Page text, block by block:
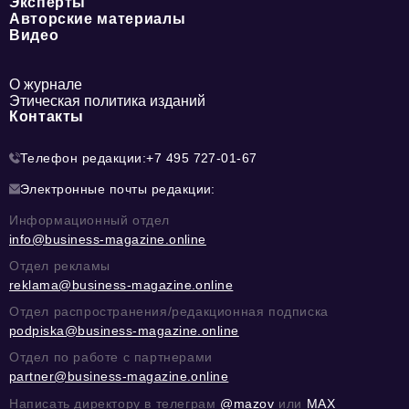
Авторские материалы
Видео
О журнале
Этическая политика изданий
Контакты
Телефон редакции:+7 495 727-01-67
Электронные почты редакции:
Информационный отдел
info@business-magazine.online
Отдел рекламы
reklama@business-magazine.online
Отдел распространения/редакционная подписка
podpiska@business-magazine.online
Отдел по работе с партнерами
partner@business-magazine.online
Написать директору в телеграм @mazov или MAX